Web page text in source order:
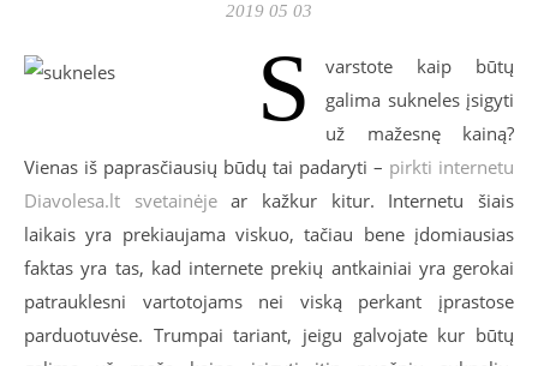
2019 05 03
S
varstote kaip būtų
galima sukneles įsigyti
už mažesnę kainą?
Vienas iš paprasčiausių būdų tai padaryti – pirkti internetu
Diavolesa.lt svetainėjear kažkur kitur. Internetu šiais
laikais yra prekiaujama viskuo, tačiau bene įdomiausias
faktas yra tas, kad internete prekių antkainiai yra gerokai
patrauklesni vartotojams nei viską perkant įprastose
parduotuvėse. Trumpai tariant, jeigu galvojate kur būtų